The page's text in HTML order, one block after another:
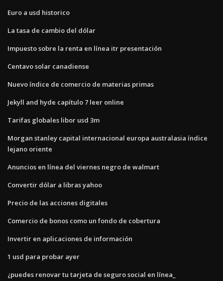
Euro a usd historico
La tasa de cambio del dólar
Impuesto sobre la renta en línea itr presentación
Centavo solar canadiense
Nuevo índice de comercio de materias primas
Jekyll and hyde capítulo 7 leer online
Tarifas globales libor usd 3m
Morgan stanley capital internacional europa australasia índice
lejano oriente
Anuncios en línea del viernes negro de walmart
Convertir dólar a libras yahoo
Precio de las acciones digitales
Comercio de bonos como un fondo de cobertura
Invertir en aplicaciones de información
1 usd para probar ayer
¿puedes renovar tu tarjeta de seguro social en línea_